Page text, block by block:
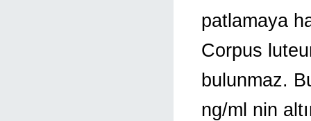
patlamaya
Corpus
bulunmaz.
ng/ml nin